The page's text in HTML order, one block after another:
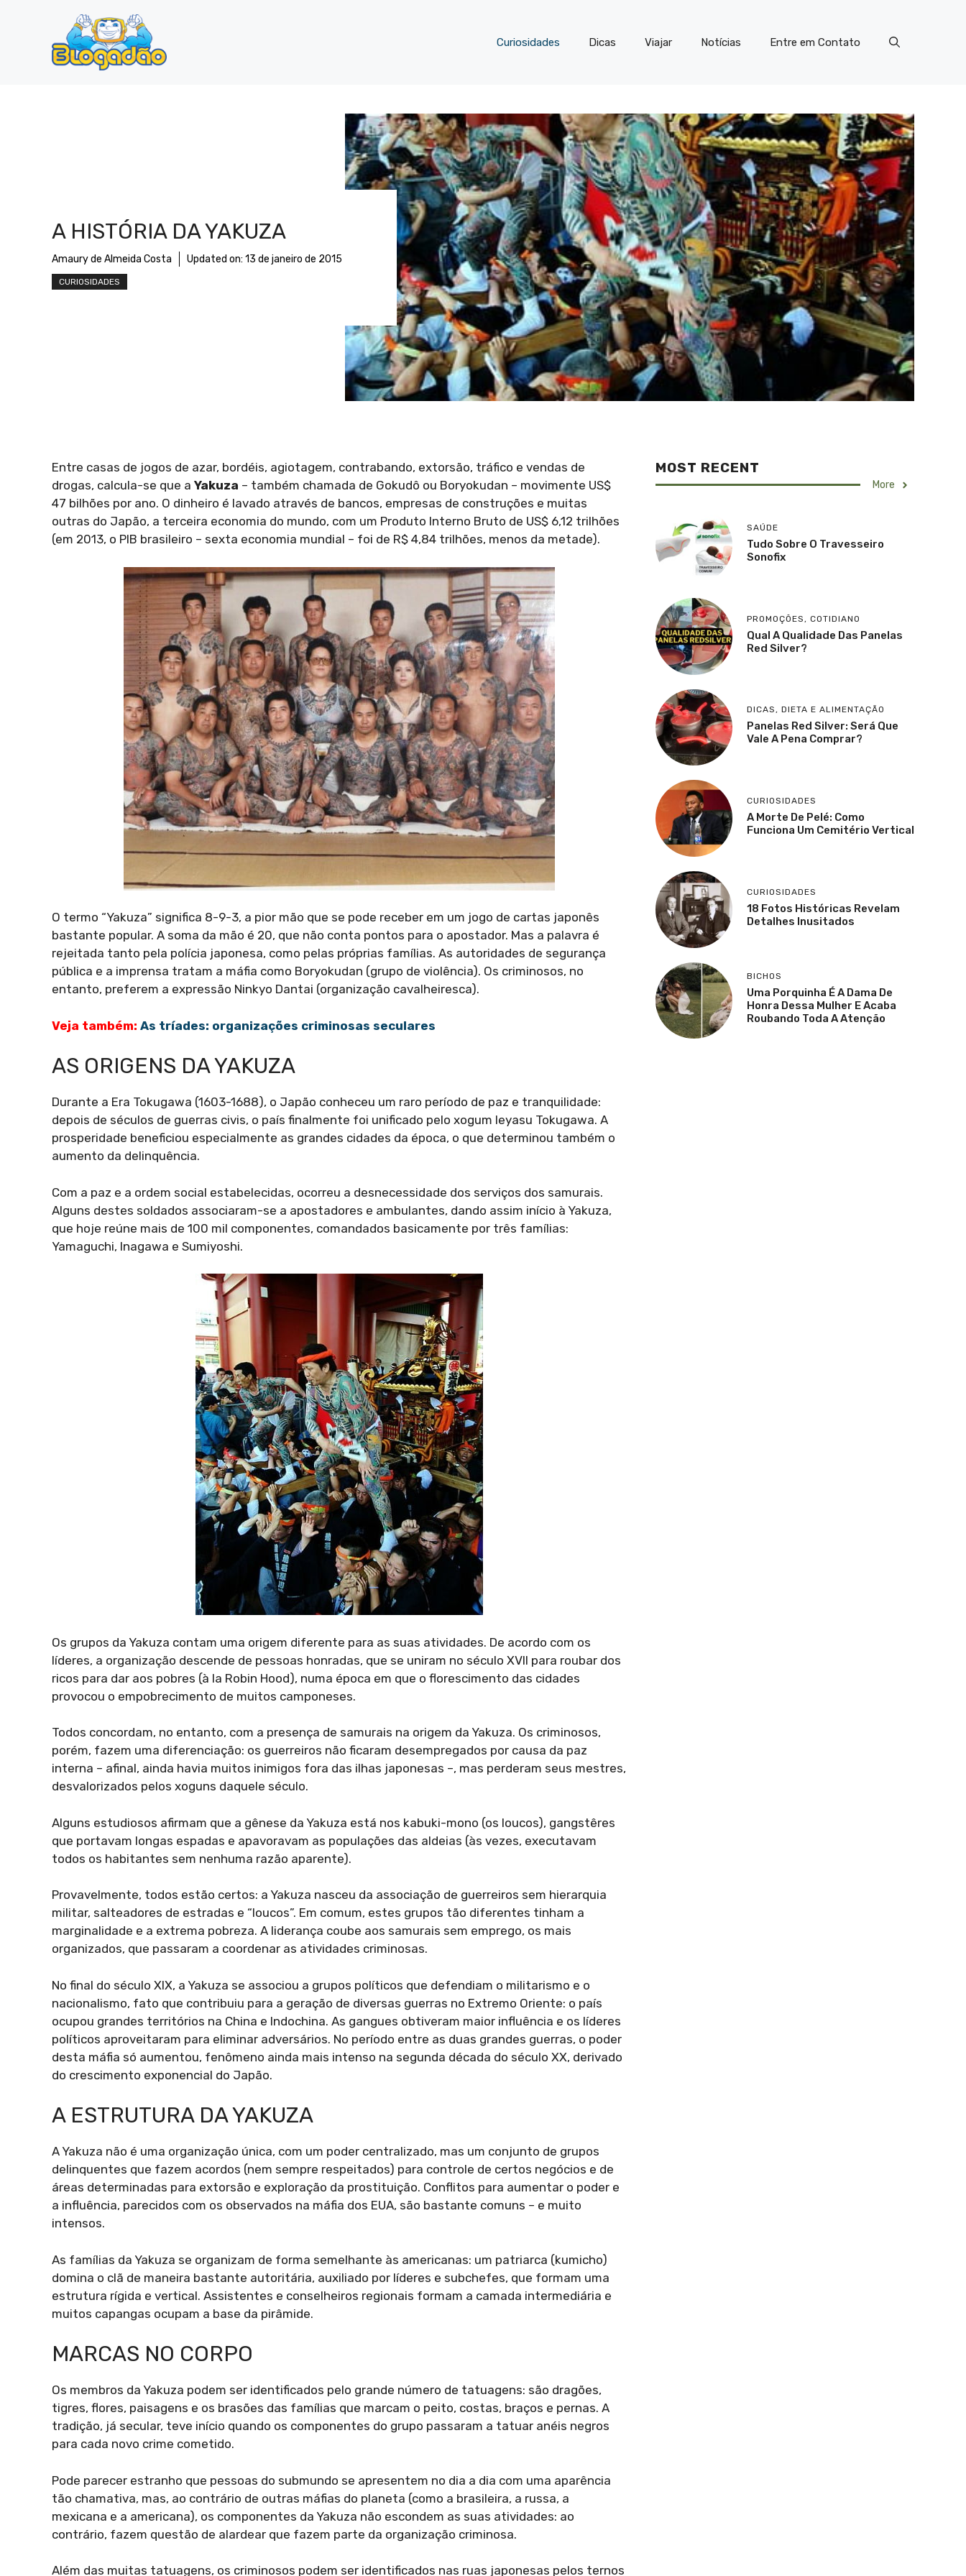
conteúdo
Curiosidades Dicas Viajar Notícias Entre em Contato
A HISTÓRIA DA YAKUZA
Amaury de Almeida Costa Updated on: 13 de janeiro de 2015
CURIOSIDADES
Entre casas de jogos de azar, bordéis, agiotagem, contrabando, extorsão, tráfico e vendas de
drogas, calcula-se que a Yakuza – também chamada de Gokudô ou Boryokudan – movimente US$
47 bilhões por ano. O dinheiro é lavado através de bancos, empresas de construções e muitas
outras do Japão, a terceira economia do mundo, com um Produto Interno Bruto de US$ 6,12 trilhões
(em 2013, o PIB brasileiro – sexta economia mundial – foi de R$ 4,84 trilhões, menos da metade).
O termo “Yakuza” significa 8-9-3, a pior mão que se pode receber em um jogo de cartas japonês
bastante popular. A soma da mão é 20, que não conta pontos para o apostador. Mas a palavra é
rejeitada tanto pela polícia japonesa, como pelas próprias famílias. As autoridades de segurança
pública e a imprensa tratam a máfia como Boryokudan (grupo de violência). Os criminosos, no
entanto, preferem a expressão Ninkyo Dantai (organização cavalheiresca).
Veja também: As tríades: organizações criminosas seculares
AS ORIGENS DA YAKUZA
Durante a Era Tokugawa (1603-1688), o Japão conheceu um raro período de paz e tranquilidade:
depois de séculos de guerras civis, o país finalmente foi unificado pelo xogum Ieyasu Tokugawa. A
prosperidade beneficiou especialmente as grandes cidades da época, o que determinou também o
aumento da delinquência.
Com a paz e a ordem social estabelecidas, ocorreu a desnecessidade dos serviços dos samurais.
Alguns destes soldados associaram-se a apostadores e ambulantes, dando assim início à Yakuza,
que hoje reúne mais de 100 mil componentes, comandados basicamente por três famílias:
Yamaguchi, Inagawa e Sumiyoshi.
Os grupos da Yakuza contam uma origem diferente para as suas atividades. De acordo com os
líderes, a organização descende de pessoas honradas, que se uniram no século XVII para roubar dos
ricos para dar aos pobres (à la Robin Hood), numa época em que o florescimento das cidades
provocou o empobrecimento de muitos camponeses.
Todos concordam, no entanto, com a presença de samurais na origem da Yakuza. Os criminosos,
porém, fazem uma diferenciação: os guerreiros não ficaram desempregados por causa da paz
interna – afinal, ainda havia muitos inimigos fora das ilhas japonesas –, mas perderam seus mestres,
desvalorizados pelos xoguns daquele século.
Alguns estudiosos afirmam que a gênese da Yakuza está nos kabuki-mono (os loucos), gangstêres
que portavam longas espadas e apavoravam as populações das aldeias (às vezes, executavam
todos os habitantes sem nenhuma razão aparente).
Provavelmente, todos estão certos: a Yakuza nasceu da associação de guerreiros sem hierarquia
militar, salteadores de estradas e “loucos”. Em comum, estes grupos tão diferentes tinham a
marginalidade e a extrema pobreza. A liderança coube aos samurais sem emprego, os mais
organizados, que passaram a coordenar as atividades criminosas.
No final do século XIX, a Yakuza se associou a grupos políticos que defendiam o militarismo e o
nacionalismo, fato que contribuiu para a geração de diversas guerras no Extremo Oriente: o país
ocupou grandes territórios na China e Indochina. As gangues obtiveram maior influência e os líderes
políticos aproveitaram para eliminar adversários. No período entre as duas grandes guerras, o poder
desta máfia só aumentou, fenômeno ainda mais intenso na segunda década do século XX, derivado
do crescimento exponencial do Japão.
A ESTRUTURA DA YAKUZA
A Yakuza não é uma organização única, com um poder centralizado, mas um conjunto de grupos
delinquentes que fazem acordos (nem sempre respeitados) para controle de certos negócios e de
áreas determinadas para extorsão e exploração da prostituição. Conflitos para aumentar o poder e
a influência, parecidos com os observados na máfia dos EUA, são bastante comuns – e muito
intensos.
As famílias da Yakuza se organizam de forma semelhante às americanas: um patriarca (kumicho)
domina o clã de maneira bastante autoritária, auxiliado por líderes e subchefes, que formam uma
estrutura rígida e vertical. Assistentes e conselheiros regionais formam a camada intermediária e
muitos capangas ocupam a base da pirâmide.
MARCAS NO CORPO
Os membros da Yakuza podem ser identificados pelo grande número de tatuagens: são dragões,
tigres, flores, paisagens e os brasões das famílias que marcam o peito, costas, braços e pernas. A
tradição, já secular, teve início quando os componentes do grupo passaram a tatuar anéis negros
para cada novo crime cometido.
Pode parecer estranho que pessoas do submundo se apresentem no dia a dia com uma aparência
tão chamativa, mas, ao contrário de outras máfias do planeta (como a brasileira, a russa, a
mexicana e a americana), os componentes da Yakuza não escondem as suas atividades: ao
contrário, fazem questão de alardear que fazem parte da organização criminosa.
Além das muitas tatuagens, os criminosos podem ser identificados nas ruas japonesas pelos ternos
MOST RECENT
More
SAÚDE
Tudo Sobre O Travesseiro
Sonofix
PROMOÇÕES , COTIDIANO
Qual A Qualidade Das Panelas
Red Silver?
DICAS, DIETA E ALIMENTAÇÃO
Panelas Red Silver: Será Que
Vale A Pena Comprar?
CURIOSIDADES
A Morte De Pelé: Como
Funciona Um Cemitério Vertical
CURIOSIDADES
18 Fotos Históricas Revelam
Detalhes Inusitados
BICHOS
Uma Porquinha É A Dama De
Honra Dessa Mulher E Acaba
Roubando Toda A Atenção